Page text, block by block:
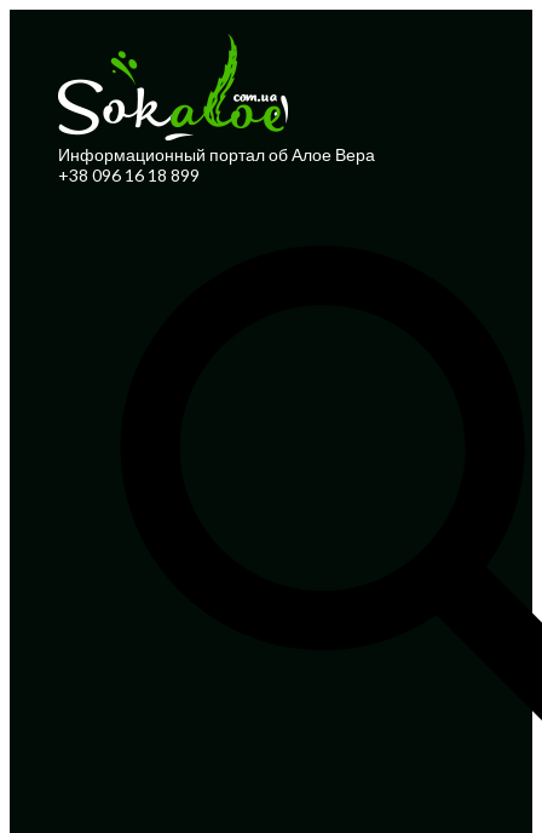
Информационный портал об Алое Вера
+38 096 16 18 899